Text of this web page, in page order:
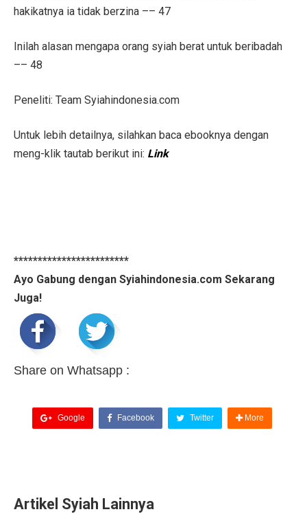
hakikatnya ia tidak berzina –– 47
Inilah alasan mengapa orang syiah berat untuk beribadah
–– 48
Peneliti: Team Syiahindonesia.com
Untuk lebih detailnya, silahkan baca ebooknya dengan
meng-klik tautab berikut ini: Link
************************
Ayo Gabung dengan Syiahindonesia.com Sekarang
Juga!
Share on Whatsapp :
Google Facebook Twitter More
Artikel Syiah Lainnya